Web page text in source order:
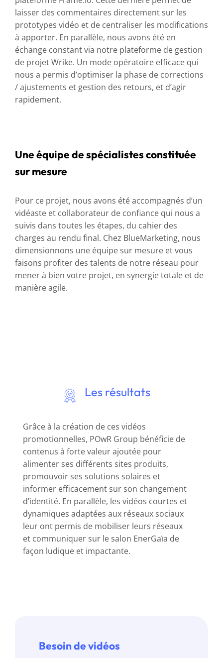
laisser des commentaires directement sur les
prototypes vidéo et de centraliser les modifications
à apporter. En parallèle, nous avons été en
échange constant via notre plateforme de gestion
de projet Wrike. Un mode opératoire efficace qui
nous a permis d’optimiser la phase de corrections
/ ajustements et gestion des retours, et d’agir
rapidement.
Une équipe de spécialistes constituée
sur mesure
Pour ce projet, nous avons été accompagnés d’un
vidéaste et collaborateur de confiance qui nous a
suivis dans toutes les étapes, du cahier des
charges au rendu final. Chez BlueMarketing, nous
dimensionnons une équipe sur mesure et vous
faisons profiter des talents de notre réseau pour
mener à bien votre projet, en synergie totale et de
manière agile.
Les résultats
Grâce à la création de ces vidéos
promotionnelles, POwR Group bénéficie de
contenus à forte valeur ajoutée pour
alimenter ses différents sites produits,
promouvoir ses solutions solaires et
informer efficacement sur son changement
d’identité. En parallèle, les vidéos courtes et
dynamiques adaptées aux réseaux sociaux
leur ont permis de mobiliser leurs réseaux
et communiquer sur le salon EnerGaïa de
façon ludique et impactante.
Besoin de vidéos